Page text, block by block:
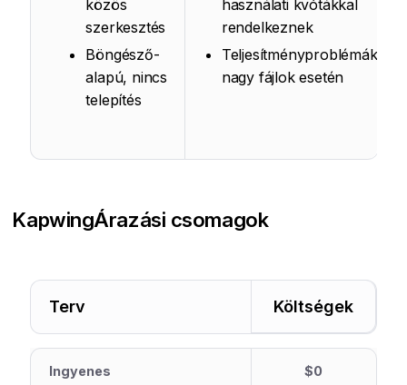
közös
szerkesztés
Böngésző-
alapú, nincs
telepítés
használati kvótákkal
rendelkeznek
Teljesítményproblémák
nagy fájlok esetén
KapwingÁrazási csomagok
Terv Költségek
Ingyenes $0